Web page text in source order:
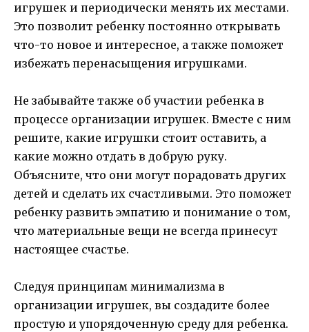
игрушек и периодически менять их местами.
Это позволит ребенку постоянно открывать
что-то новое и интересное, а также поможет
избежать перенасыщения игрушками.
Не забывайте также об участии ребенка в
процессе организации игрушек. Вместе с ним
решите, какие игрушки стоит оставить, а
какие можно отдать в добрую руку.
Объясните, что они могут порадовать других
детей и сделать их счастливыми. Это поможет
ребенку развить эмпатию и понимание о том,
что материальные вещи не всегда принесут
настоящее счастье.
Следуя принципам минимализма в
организации игрушек, вы создадите более
простую и упорядоченную среду для ребенка.